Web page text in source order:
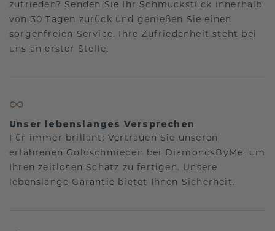
zufrieden? Senden Sie Ihr Schmuckstück innerhalb
von 30 Tagen zurück und genießen Sie einen
sorgenfreien Service. Ihre Zufriedenheit steht bei
uns an erster Stelle.
Unser lebenslanges Versprechen
Für immer brillant: Vertrauen Sie unseren
erfahrenen Goldschmieden bei DiamondsByMe, um
Ihren zeitlosen Schatz zu fertigen. Unsere
lebenslange Garantie bietet Ihnen Sicherheit.